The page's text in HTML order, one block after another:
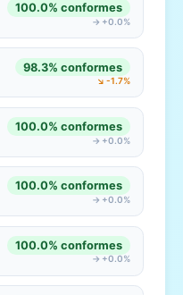
100.0% conformes
→ +0.0%
98.3% conformes
↘ -1.7%
100.0% conformes
→ +0.0%
100.0% conformes
→ +0.0%
100.0% conformes
→ +0.0%